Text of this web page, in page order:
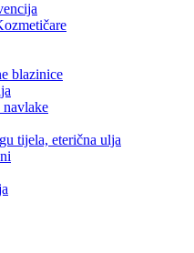
blazinice
tijela, eterična ulja